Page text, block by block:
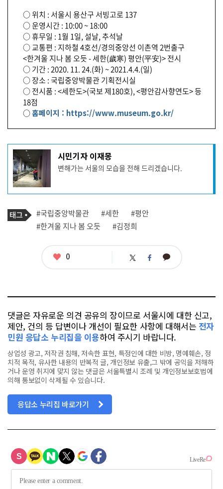
○ 위치 : 서울시 용산구 서빙고로 137
○ 운영시간 : 10:00 ~ 18:00
○ 휴무일 : 1월 1일, 설날, 추석날
○ 교통편 : 지하철 4호선/경의중앙선 이촌역 2번출구
<한겨울 지나 봄 오듯 - 세한(歲寒) 평안(平安)> 전시
○ 기간 : 2020. 11. 24.(화) ~ 2021.4.4.(일)
○ 장소 : 국립중앙박물관 기획전시실
○ 전시품 : <세한도>(국보 제180호), <평안감사향연도> 등
18점
○홈페이지 : https://www.museum.go.kr/
기
사
작
성
자
프
필
시민기자 이재몽
변해가는 서울의 모습을 전해 드리겠습니다.
기
사
관
련
태
그
#국립중앙박물관 #세한
#평안
#한겨울 지나 봄 오듯
#김정희
좋
0 트 페 카
댓글은 자유로운 의견 공유의 장이므로 서울시에 대한 신고,
제안, 건의 등 답변이나 개선이 필요한 사항에 대해서는 전자
민원 응답소 누리집을 이용하여 주시기 바랍니다.
상업성 광고, 저작권 침해, 저속한 표현, 특정인에 대한 비방, 명예훼손, 정
치적 목적, 유사한 내용의 반복적 글, 개인정보 유출,그 밖에 공익을 저해하
거나 운영 취지에 맞지 않는 댓글은 서울특별시 조례 및 개인정보보호법에
의해 통보없이 삭제될 수 있습니다.
응답소 누리집 바로가기